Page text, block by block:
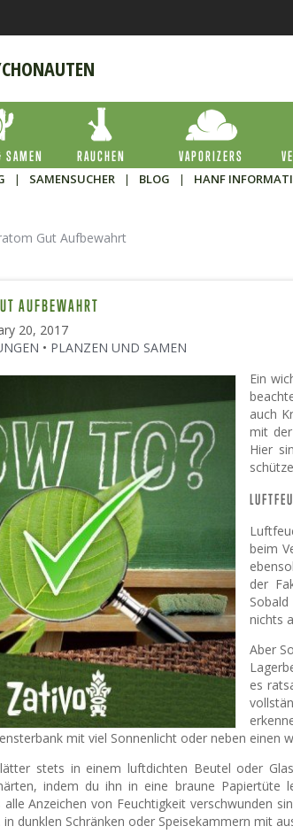
SAMEN RAUCHEN VAPORIZERS
| SAMENSUCHER | BLOG | HANF
Gut Aufbewahrt
AUFBEWAHRT
20, 2017
• PLANZEN UND SAMEN
Ein
auch
mit
Hier
beim
der
nichts
Aber
es
mit viel Sonnenlicht oder neben einen
stets in einem luftdichten Beutel oder
indem du ihn in eine braune
alle Anzeichen von Feuchtigkeit verschwunden
in dunklen Schränken oder Speisekammern mit